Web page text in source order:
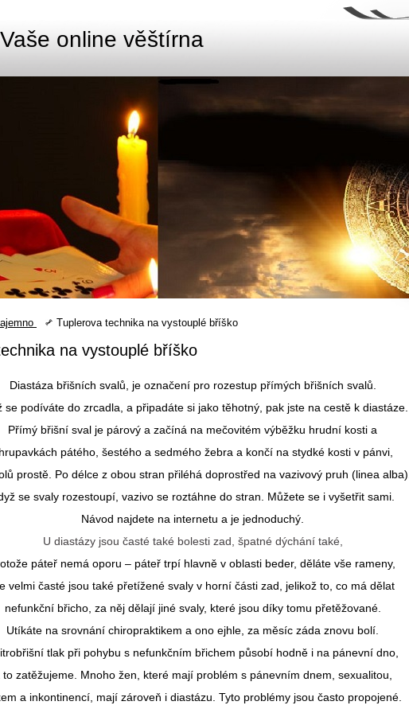
online věštírna
Tuplerova technika na vystouplé bříško
na vystouplé bříško
Diastáza břišních svalů, je označení pro rozestup přímých břišních svalů.
se podíváte do zrcadla, a připadáte si jako těhotný, pak jste na cestě k diastáze.
Přímý břišní sval je párový a začíná na mečovitém výběžku hrudní kosti a
pátého, šestého a sedmého žebra a končí na stydké kosti v pánvi,
prostě. Po délce z obou stran přiléhá doprostřed na vazivový pruh (linea alba).
se svaly rozestoupí, vazivo se roztáhne do stran. Můžete se i vyšetřit sami.
Návod najdete na internetu a je jednoduchý.
U diastázy jsou časté také bolesti zad, špatné dýchání také,
páteř nemá oporu – páteř trpí hlavně v oblasti beder, děláte vše rameny,
velmi časté jsou také přetížené svaly v horní části zad, jelikož to, co má dělat
nefunkční břicho, za něj dělají jiné svaly, které jsou díky tomu přetěžované.
Utíkáte na srovnání chiropraktikem a ono ejhle, za měsíc záda znovu bolí.
tlak při pohybu s nefunkčním břichem působí hodně i na pánevní dno,
to zatěžujeme. Mnoho žen, které mají problém s pánevním dnem, sexualitou,
a inkontinencí, mají zároveň i diastázu. Tyto problémy jsou často propojené.